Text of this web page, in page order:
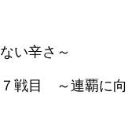
い辛さ～
戦目 ～連覇に向